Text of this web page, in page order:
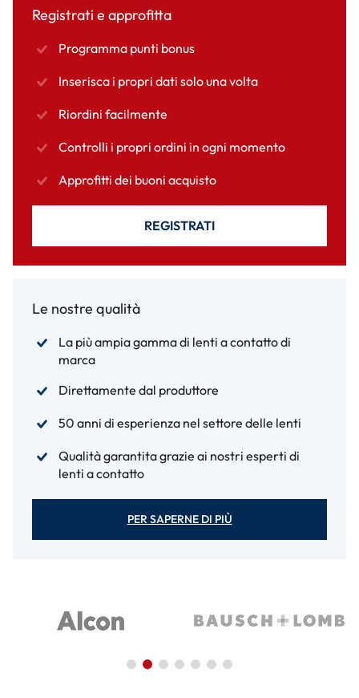
Registrati e approfitta
Programma punti bonus
Inserisca i propri dati solo una volta
Riordini facilmente
Controlli i propri ordini in ogni momento
Approfitti dei buoni acquisto
REGISTRATI
Le nostre qualità
La più ampia gamma di lenti a contatto di
marca
Direttamente dal produttore
50 anni di esperienza nel settore delle lenti
Qualità garantita grazie ai nostri esperti di
lenti a contatto
PER SAPERNE DI PIÙ